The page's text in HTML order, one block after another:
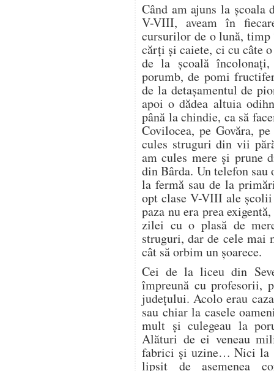
Când am ajuns la școala
V-VIII, aveam în
cursurilor de o lună, timp
cărți și caiete, ci cu câte
de la școală
porumb, de pomi
de la detașamentul de
apoi o dădea altuia
până la chindie, ca să
Covilocea, pe Govăra,
cules struguri din vii
am cules mere și prune
din Bârda. Un telefon sau
la fermă sau de la
opt clase V-VIII ale școlii
paza nu era prea
zilei cu o plasă de
struguri, dar de cele mai
cât să orbim un șoarece.
Cei de la liceu din
împreună cu profesorii,
județului. Acolo erau
sau chiar la casele
mult și culegeau la
Alături de ei veneau
fabrici și uzine… Nici la
lipsit de asemenea